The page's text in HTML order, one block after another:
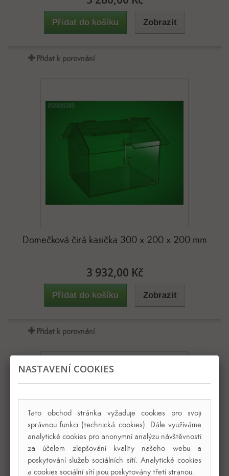
Přidat do košíku Zobrazit
Přidat k porovnání
Domečková čirá kasička 300 x 200 x 200 mm
3 932,00 Kč
Přidat do košíku Zobrazit
Přidat k porovnání
NASTAVENÍ COOKIES
Tato obchod stránka vyžaduje cookies pro svoji
správnou funkci (technická cookies). Dále využíváme
analytické cookies pro anonymní analýzu návštěvnosti
za účelem zlepšování kvality našeho webu a
poskytování služeb sociálních sítí. Analytické cookies
a cookies sociální sítí jsou poskytovány třetí stranou.